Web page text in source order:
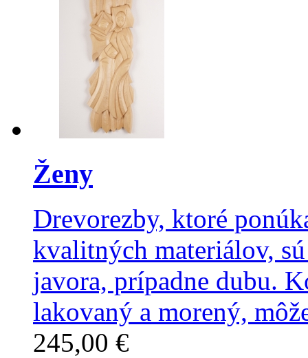
Ženy
Drevorezby, ktoré
kvalitných materiálov,
javora, prípadne dubu.
lakovaný a morený,
245,00 €